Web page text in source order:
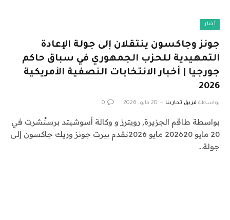
أخبار
جونز وجاكسون ينتقلان إلى جولة الإعادة
التمهيدية للحزب الجمهوري في سباق حاكم
جورجيا | أخبار الانتخابات النصفية الأمريكية
2026
بواسطة فريق تجاربنا 20 مايو، 2026 0
بواسطة طاقم الجزيرة, رويترز و وكالة أسوشيتد برسنُشرت في
20 مايو 202620 مايو 2026تقدم بيرت جونز وريك جاكسون إلى
جولة…